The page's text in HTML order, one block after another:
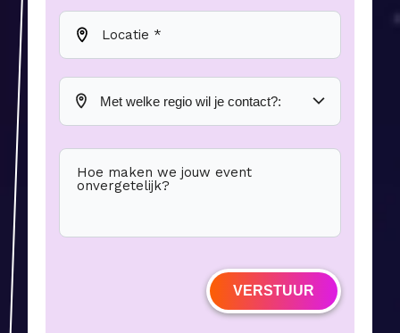
Locatie *
Hoe maken we jouw event
onvergetelijk?
VERSTUUR